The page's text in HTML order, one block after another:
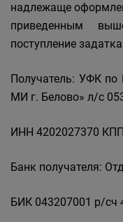
надлежаще
приведенным
поступление
Получатель: УФК
МИ г. Белово» л/с
ИНН 4202027370
Банк получателя:
БИК 043207001 р/сч